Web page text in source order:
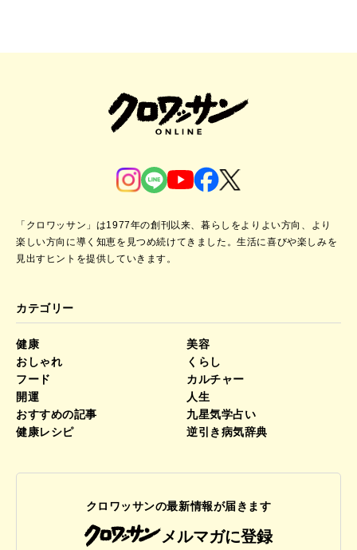
「クロワッサン」は1977年の創刊以来、暮らしをよりよい方向、より
楽しい方向に導く知恵を見つめ続けてきました。生活に喜びや楽しみを
見出すヒントを提供していきます。
カテゴリー
健康
美容
おしゃれ
くらし
フード
カルチャー
開運
人生
おすすめの記事
九星気学占い
健康レシピ
逆引き病気辞典
クロワッサンの最新情報が届きます
メルマガに登録